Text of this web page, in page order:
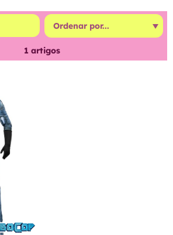
1 artigos